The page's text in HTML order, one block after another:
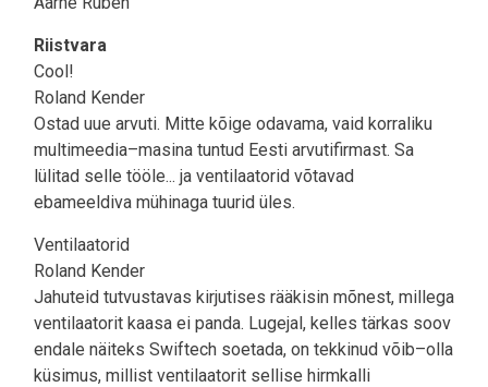
Riistvara
Cool!
Roland Kender
Ostad uue arvuti. Mitte kõige odavama, vaid korraliku
multimeedia–masina tuntud Eesti arvutifirmast. Sa
lülitad selle tööle... ja ventilaatorid võtavad
ebameeldiva mühinaga tuurid üles.
Ventilaatorid
Roland Kender
Jahuteid tutvustavas kirjutises rääkisin mõnest, millega
ventilaatorit kaasa ei panda. Lugejal, kelles tärkas soov
endale näiteks Swiftech soetada, on tekkinud võib–olla
küsimus, millist ventilaatorit sellise hirmkalli